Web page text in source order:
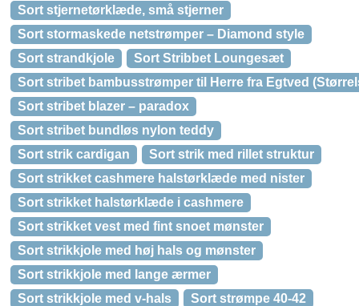
Sort stjernetørklæde, små stjerner
Sort stormaskede netstrømper – Diamond style
Sort strandkjole
Sort Stribbet Loungesæt
Sort stribet bambusstrømper til Herre fra Egtved
Sort stribet blazer – paradox
Sort stribet bundløs nylon teddy
Sort strik cardigan
Sort strik med rillet struktur
Sort strikket cashmere halstørklæde med nister
Sort strikket halstørklæde i cashmere
Sort strikket vest med fint snoet mønster
Sort strikkjole med høj hals og mønster
Sort strikkjole med lange ærmer
Sort strikkjole med v-hals
Sort strømpe 40-42